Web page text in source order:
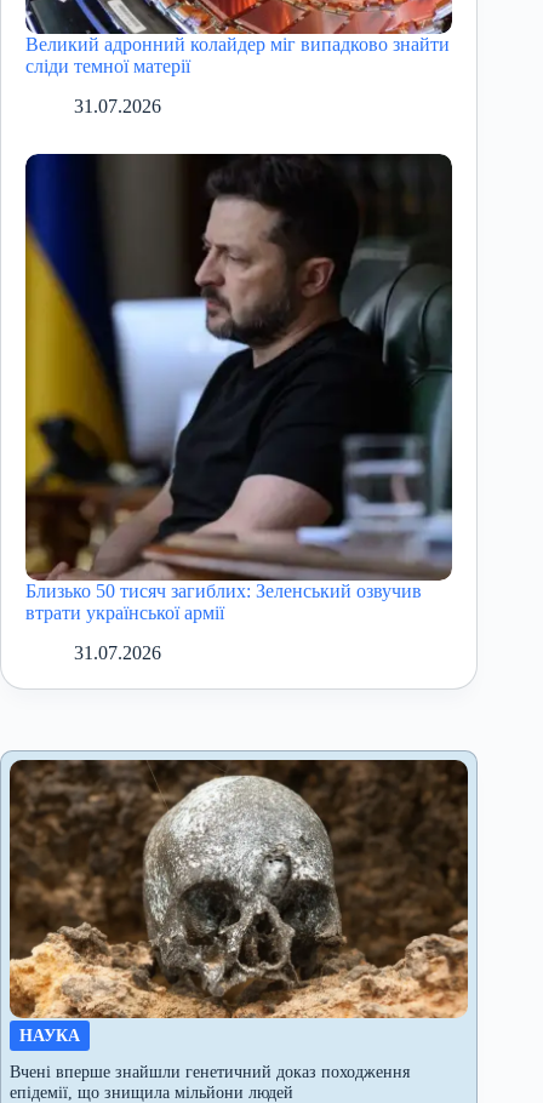
Великий адронний колайдер міг випадково знайти
сліди темної матерії
31.07.2026
Близько 50 тисяч загиблих: Зеленський озвучив
втрати української армії
31.07.2026
НАУКА
Вчені вперше знайшли генетичний доказ походження
епідемії, що знищила мільйони людей